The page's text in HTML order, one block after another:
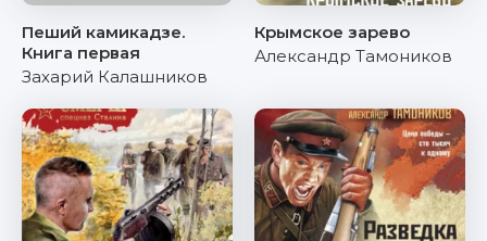
Пеший камикадзе.
Книга первая
Захарий Калашников
Крымское зарево
Александр Тамоников